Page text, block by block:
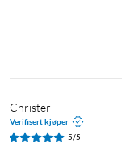
Christer
Verifisert kjøper
5/5